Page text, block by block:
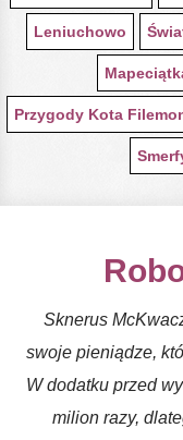
Leniuchowo
Przygody Kota
Sknerus
swoje pieniądze,
W dodatku przed
milion razy,